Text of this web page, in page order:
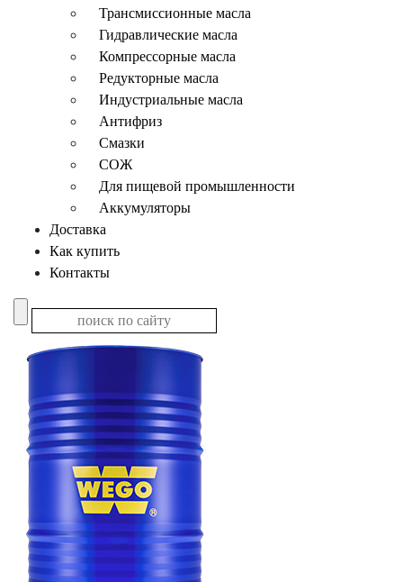
Трансмиссионные масла
Гидравлические масла
Компрессорные масла
Редукторные масла
Индустриальные масла
Антифриз
Смазки
СОЖ
Для пищевой промышленности
Аккумуляторы
Доставка
Как купить
Контакты